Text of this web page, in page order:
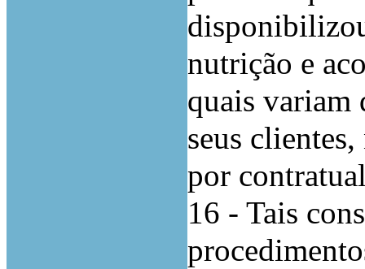
nutrição e
quais variam
seus
por
16 - Tais